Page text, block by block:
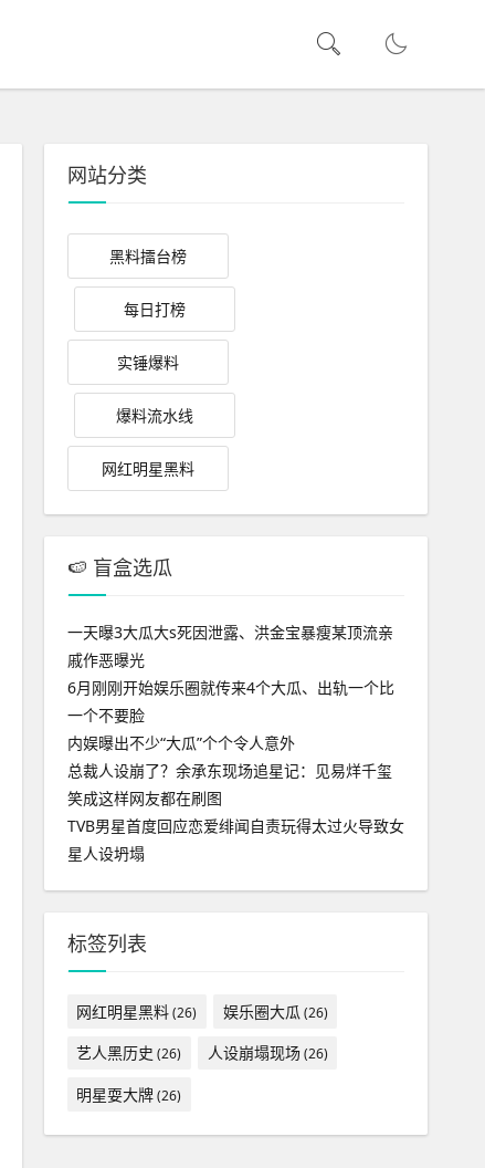
网站分类
黑料擂台榜
每日打榜
实锤爆料
爆料流水线
网红明星黑料
🍉 盲盒选瓜
一天曝3大瓜大s死因泄露、洪金宝暴瘦某顶流亲
戚作恶曝光
6月刚刚开始娱乐圈就传来4个大瓜、出轨一个比
一个不要脸
内娱曝出不少“大瓜”个个令人意外
总裁人设崩了？余承东现场追星记：见易烊千玺
笑成这样网友都在刷图
TVB男星首度回应恋爱绯闻自责玩得太过火导致女
星人设坍塌
标签列表
网红明星黑料(26) 娱乐圈大瓜 (26)
艺人黑历史 (26) 人设崩塌现场(26)
明星耍大牌(26)